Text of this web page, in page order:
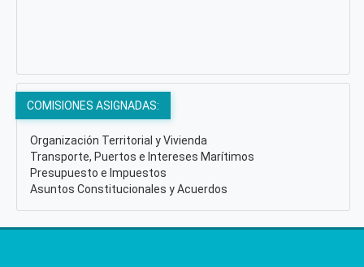
COMISIONES ASIGNADAS:
Organización Territorial y Vivienda
Transporte, Puertos e Intereses Marítimos
Presupuesto e Impuestos
Asuntos Constitucionales y Acuerdos